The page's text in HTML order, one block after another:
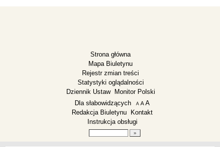
Strona główna
Mapa Biuletynu
Rejestr zmian treści
Statystyki oglądalności
Dziennik Ustaw
Monitor Polski
Menu dodatkowe
Dla słabowidzących A pomniejsz czcionkę
A standardowy rozmiar czcionki
A
Redakcja Biuletynu
Kontakt
Instrukcja obsługi